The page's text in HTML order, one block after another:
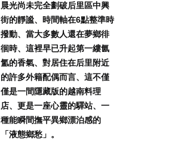
晨光尚未完全劃破后里區中興
街的靜謐、時間軸在6點整準時
撥動、當大多數人還在夢鄉徘
徊時、這裡早已升起第一縷氤
氳的香氣、對居住在后里附近
的許多外籍配偶而言、這不僅
僅是一間隱藏版的越南料理
店、更是一座心靈的驛站、一
種能瞬間撫平異鄉漂泊感的
「液態鄉愁」。